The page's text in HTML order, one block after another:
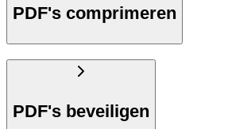
PDF's comprimeren
PDF's beveiligen